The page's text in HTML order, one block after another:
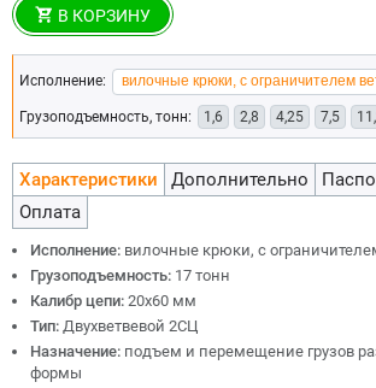
В КОРЗИНУ
Исполнение:
Грузоподъемность, тонн: 1,6 2,8 4,25 7,5
Характеристики Дополнительно
Оплата
Исполнение: вилочные крюки, с
Грузоподъемность: 17 тонн
Калибр цепи: 20х60 мм
Тип: Двухветвевой 2СЦ
Назначение: подъем и перемещение грузов
формы